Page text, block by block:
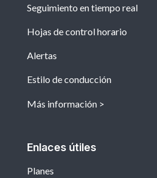
Seguimiento en tiempo real
Hojas de control horario
Alertas
Estilo de conducción
Más información
Enlaces útiles
Planes